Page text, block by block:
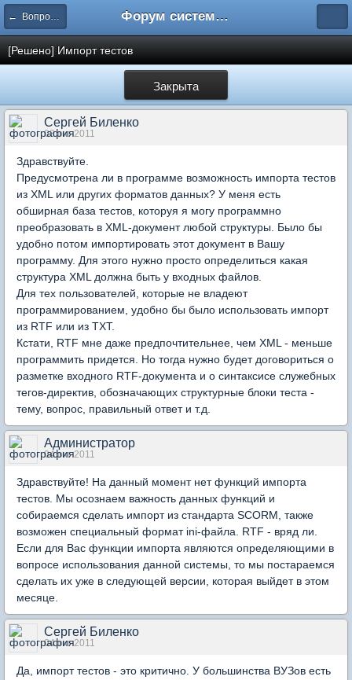
← Вопросы составления тестов Форум системы тестирования INDIGO
[Решено] Импорт тестов
Закрыта
Сергей Биленко
03 окт 2011
Здравствуйте.
Предусмотрена ли в программе возможность импорта тестов
из XML или других форматов данных? У меня есть
обширная база тестов, которуя я могу программно
преобразовать в XML-документ любой структуры. Было бы
удобно потом импортировать этот документ в Вашу
программу. Для этого нужно просто определиться какая
структура XML должна быть у входных файлов.
Для тех пользователей, которые не владеют
программированием, удобно бы было использовать импорт
из RTF или из TXT.
Кстати, RTF мне даже предпочтительнее, чем XML - меньше
программить придется. Но тогда нужно будет договориться о
разметке входного RTF-документа и о синтаксисе служебных
тегов-директив, обозначающих структурные блоки теста -
тему, вопрос, правильный ответ и т.д.
Администратор
04 окт 2011
Здравствуйте! На данный момент нет функций импорта
тестов. Мы осознаем важность данных функций и
собираемся сделать импорт из стандарта SCORM, также
возможен специальный формат ini-файла. RTF - вряд ли.
Если для Вас функции импорта являются определяющими в
вопросе использования данной системы, то мы постараемся
сделать их уже в следующей версии, которая выйдет в этом
месяце.
Сергей Биленко
04 окт 2011
Да, импорт тестов - это критично. У большинства ВУЗов есть